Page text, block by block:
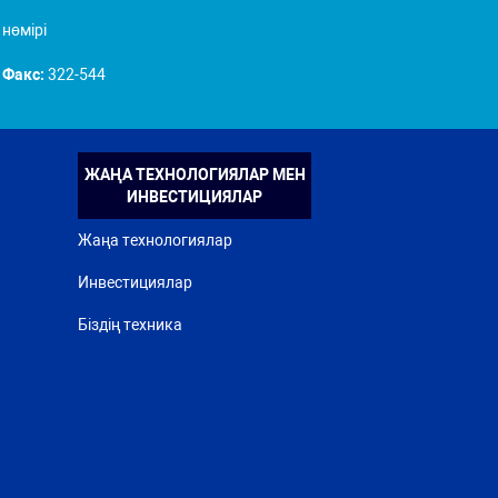
нөмірі
Факс: 322-544
ЖАҢА ТЕХНОЛОГИЯЛАР МЕН
ИНВЕСТИЦИЯЛАР
Жаңа технологиялар
Инвестициялар
Біздің техника